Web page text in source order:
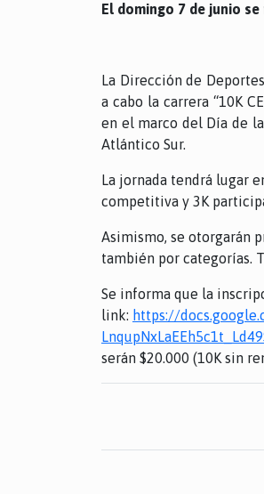
El domingo 7 de junio se
La Dirección de
a cabo la carrera “10K
en el marco del Día de
Atlántico Sur.
La jornada tendrá lugar
competitiva y 3K
Asimismo, se otorgarán
también por categorías.
Se informa que la
link: https://
serán $20.000 (10K sin